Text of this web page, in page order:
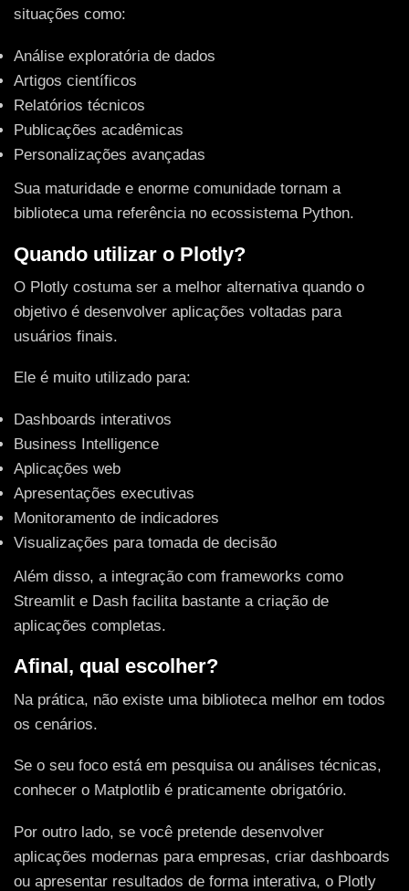
situações como:
Análise exploratória de dados
Artigos científicos
Relatórios técnicos
Publicações acadêmicas
Personalizações avançadas
Sua maturidade e enorme comunidade tornam a
biblioteca uma referência no ecossistema Python.
Quando utilizar o Plotly?
O Plotly costuma ser a melhor alternativa quando o
objetivo é desenvolver aplicações voltadas para
usuários finais.
Ele é muito utilizado para:
Dashboards interativos
Business Intelligence
Aplicações web
Apresentações executivas
Monitoramento de indicadores
Visualizações para tomada de decisão
Além disso, a integração com frameworks como
Streamlit e Dash facilita bastante a criação de
aplicações completas.
Afinal, qual escolher?
Na prática, não existe uma biblioteca melhor em todos
os cenários.
Se o seu foco está em pesquisa ou análises técnicas,
conhecer o Matplotlib é praticamente obrigatório.
Por outro lado, se você pretende desenvolver
aplicações modernas para empresas, criar dashboards
ou apresentar resultados de forma interativa, o Plotly